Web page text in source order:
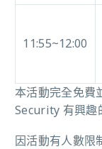
11:55~12:00
本活動完全免費
Security 有興趣
因活動有人數限